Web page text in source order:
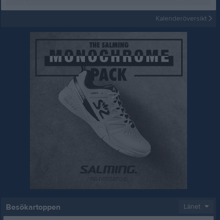
Kalenderöversikt
Besökartoppen Länet